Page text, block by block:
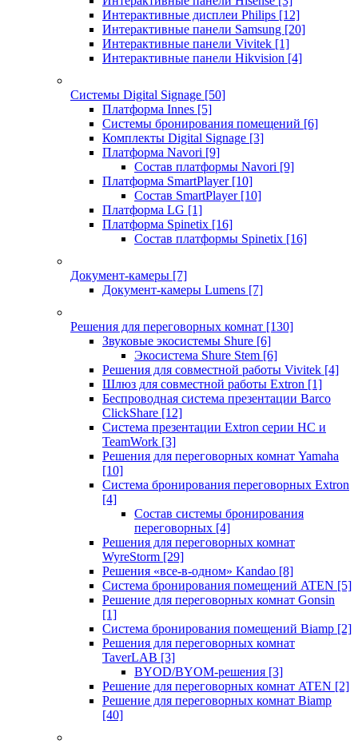
Интерактивные дисплеи Philips [12]
Интерактивные панели Samsung [20]
Интерактивные панели Vivitek [1]
Интерактивные панели Hikvision [4]
Системы Digital Signage [50]
Платформа Innes [5]
Системы бронирования помещений [6]
Комплекты Digital Signage [3]
Платформа Navori [9]
Состав платформы Navori [9]
Платформа SmartPlayer [10]
Состав SmartPlayer [10]
Платформа LG [1]
Платформа Spinetix [16]
Состав платформы Spinetix [16]
Документ-камеры [7]
Документ-камеры Lumens [7]
Решения для переговорных комнат [130]
Звуковые экосистемы Shure [6]
Экосистема Shure Stem [6]
Решения для совместной работы Vivitek [4]
Шлюз для совместной работы Extron [1]
Беспроводная система презентации Barco
ClickShare [12]
Система презентации Extron серии HC и
TeamWork [3]
Решения для переговорных комнат Yamaha
[10]
Система бронирования переговорных Extron
[4]
Состав системы бронирования
переговорных [4]
Решения для переговорных комнат
WyreStorm [29]
Решения «все-в-одном» Kandao [8]
Система бронирования помещений ATEN [5]
Решение для переговорных комнат Gonsin
[1]
Система бронирования помещений Biamp [2]
Решения для переговорных комнат
TaverLAB [3]
BYOD/BYOM-решения [3]
Решение для переговорных комнат ATEN [2]
Решение для переговорных комнат Biamp
[40]